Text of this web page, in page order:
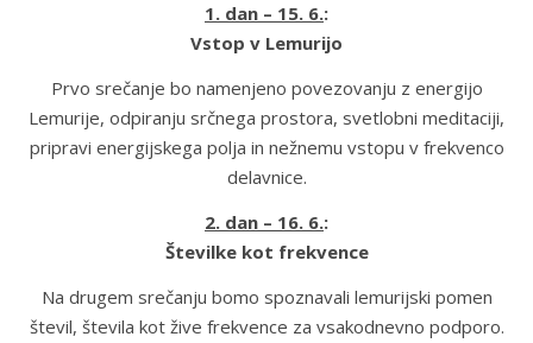
1. dan – 15. 6.:
Vstop v Lemurijo
Prvo srečanje bo namenjeno povezovanju z energijo
Lemurije, odpiranju srčnega prostora, svetlobni meditaciji,
pripravi energijskega polja in nežnemu vstopu v frekvenco
delavnice.
2. dan – 16. 6.:
Številke kot frekvence
Na drugem srečanju bomo spoznavali lemurijski pomen
števil, števila kot žive frekvence za vsakodnevno podporo.